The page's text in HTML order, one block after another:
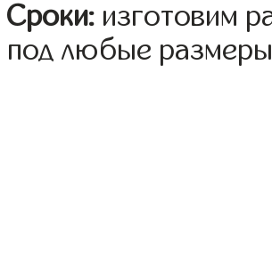
Сроки: изготовим
под любые